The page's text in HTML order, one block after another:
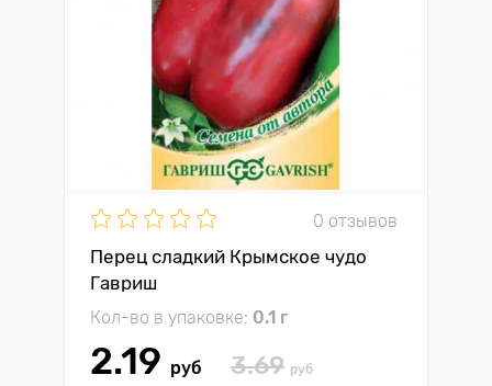
0 отзывов
Перец сладкий Крымское чудо
Гавриш
Кол-во в упаковке: 0.1 г
2.19 руб 3.69 руб